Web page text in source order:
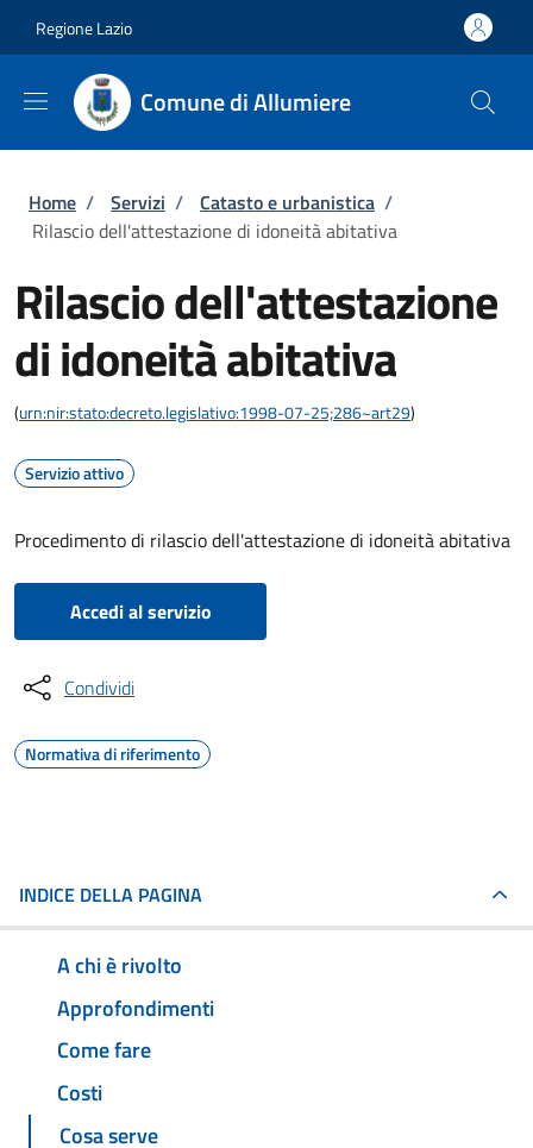
Regione Lazio
Comune di Allumiere
Briciole di pane
Home / Servizi / Catasto e urbanistica /
Rilascio dell'attestazione di idoneità abitativa
Rilascio dell'attestazione
di idoneità abitativa
(urn:nir:stato:decreto.legislativo:1998-07-25;286~art29)
Servizio attivo
Procedimento di rilascio dell'attestazione di idoneità abitativa
Accedi al servizio
Condividi
Normativa di riferimento
INDICE DELLA PAGINA
A chi è rivolto
Approfondimenti
Come fare
Costi
Cosa serve